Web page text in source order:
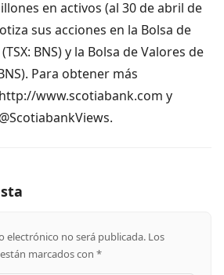
en activos (al 30 de abril de
sus acciones en la Bolsa de
BNS) y la Bolsa de Valores de
Para obtener más
www.scotiabank.com y
electrónico no será publicada. Los
marcados con *